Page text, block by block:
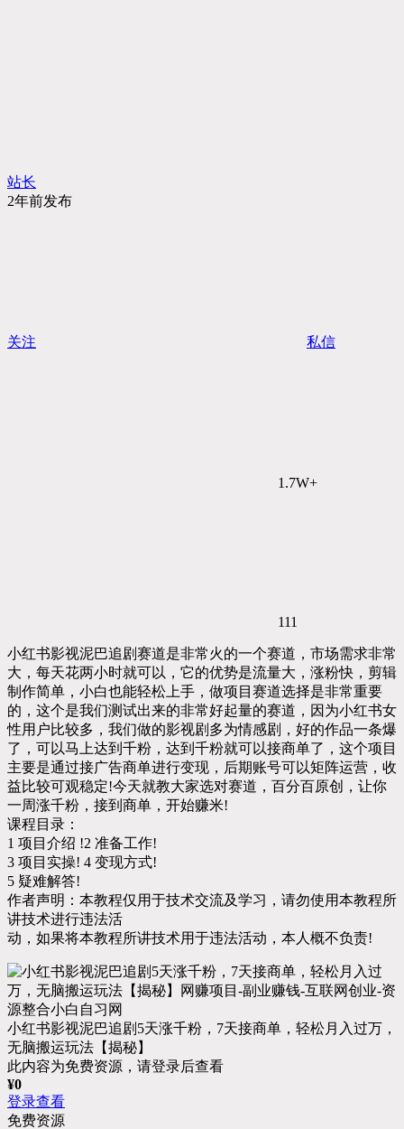
站长
2年前发布
关注 私信
1.7W+
111
小红书影视泥巴追剧赛道是非常火的一个赛道，市场需求非常
大，每天花两小时就可以，它的优势是流量大，涨粉快，剪辑
制作简单，小白也能轻松上手，做项目赛道选择是非常重要
的，这个是我们测试出来的非常好起量的赛道，因为小红书女
性用户比较多，我们做的影视剧多为情感剧，好的作品一条爆
了，可以马上达到千粉，达到千粉就可以接商单了，这个项目
主要是通过接广告商单进行变现，后期账号可以矩阵运营，收
益比较可观稳定!今天就教大家选对赛道，百分百原创，让你
一周涨千粉，接到商单，开始赚米!
课程目录：
1 项目介绍 !2 准备工作!
3 项目实操! 4 变现方式!
5 疑难解答!
作者声明：本教程仅用于技术交流及学习，请勿使用本教程所
讲技术进行违法活
动，如果将本教程所讲技术用于违法活动，本人概不负责!
小红书影视泥巴追剧5天涨千粉，7天接商单，轻松月入过万，
无脑搬运玩法【揭秘】
此内容为免费资源，请登录后查看
¥0
登录查看
免费资源